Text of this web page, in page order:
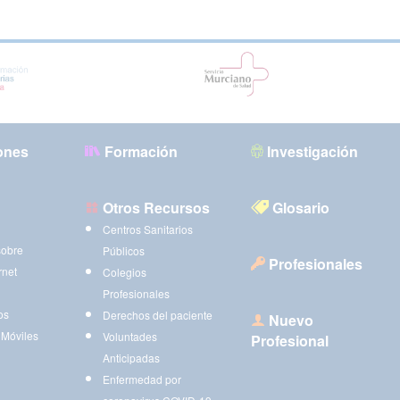
Formación Investigación
Otros Recursos
Centros Sanitarios
Públicos
Colegios
Profesionales
Derechos del paciente
Voluntades
Anticipadas
Enfermedad por
Glosario
Profesionales
Nuevo
Profesional